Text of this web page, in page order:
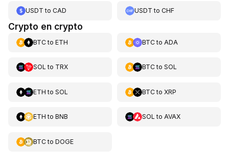
USDT to CAD USDT toCHF
Crypto en crypto
BTCto ETH BTCto ADA
SOL to TRX BTCto SOL
ETH to SOL BTCto XRP
ETH to BNB SOL to AVAX
BTCto DOGE